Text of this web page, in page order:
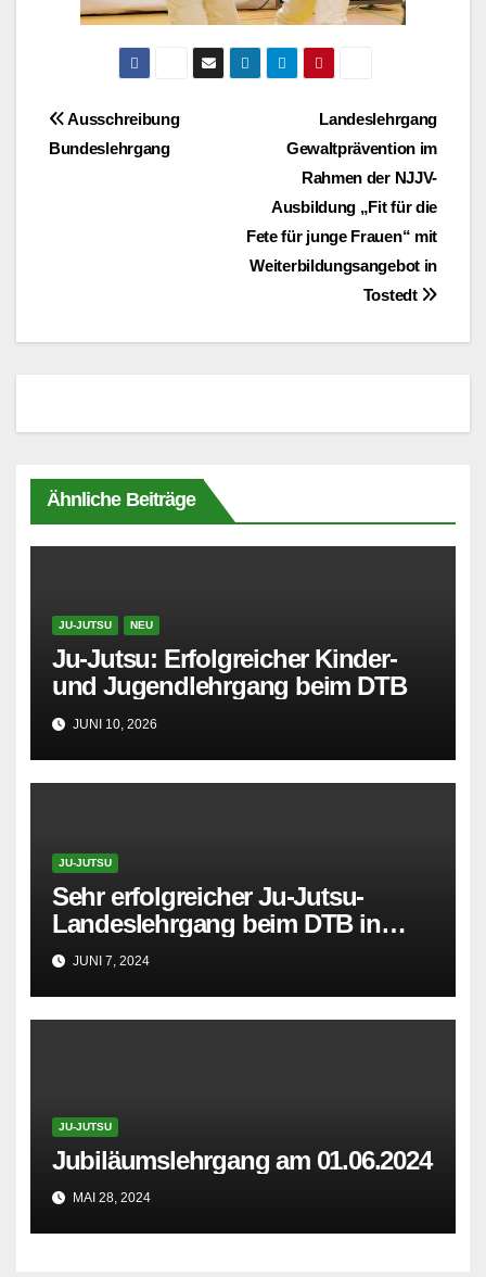
BeitragsnavigationLandeslehrgang
Gewaltprävention im
Rahmen der NJJV-
Ausbildung „Fit für die
Fete für junge Frauen“ mit
Weiterbildungsangebot in
Tostedt
Ausschreibung
Bundeslehrgang
Ähnliche Beiträge
JU-JUTSU NEU
Ju-Jutsu: Erfolgreicher Kinder-
und Jugendlehrgang beim DTB
JUNI 10, 2026
JU-JUTSU
Sehr erfolgreicher Ju-Jutsu-
Landeslehrgang beim DTB in
Delmenhorst
JUNI 7, 2024
JU-JUTSU
Jubiläumslehrgang am 01.06.2024
MAI 28, 2024